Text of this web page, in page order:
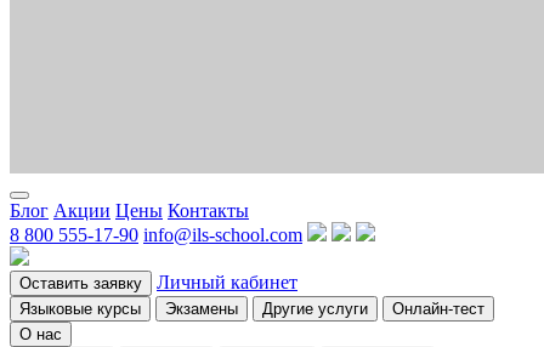
Блог Акции Цены Контакты
8 800 555-17-90 info@ils-school.com
Оставить заявку Личный кабинет
Языковые курсы Экзамены Другие услуги
Онлайн-тест
О нас